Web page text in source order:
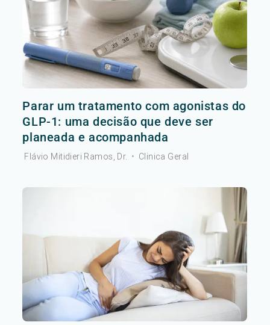
Parar um tratamento com agonistas do
GLP-1: uma decisão que deve ser
planeada e acompanhada
Flávio Mitidieri Ramos, Dr. • Clinica Geral